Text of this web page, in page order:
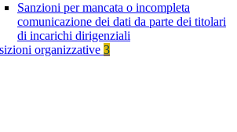
Sanzioni per mancata o incompleta
comunicazione dei dati da parte dei titolari
di incarichi dirigenziali
organizzative 3